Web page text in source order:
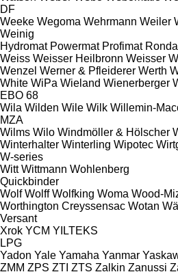
DF
Weeke Wegoma Wehrmann Weiler
Weinig
Hydromat Powermat Profimat
Weiss Weisser Heilbronn Weisser
Wenzel Werner & Pfleiderer Werth
White WiPa Wieland Wienerberger
EBO 68
Wila Wilden Wile Wilk Willemin-
MZA
Wilms Wilo Windmöller & Hölscher
Winterhalter Winterling Wipotec
W-series
Witt Wittmann Wohlenberg
Quickbinder
Wolf Wolff Wolfking Woma Wood-
Worthington Creyssensac Wotan
Versant
Xrok YCM YILTEKS
LPG
Yadon Yale Yamaha Yanmar
ZMM ZPS ZTI ZTS Zalkin Zanussi